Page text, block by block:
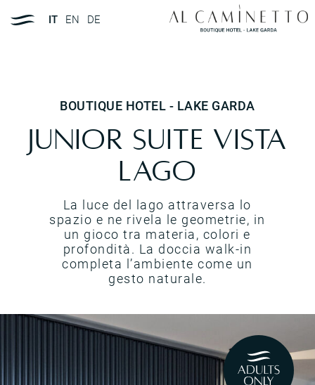
IT EN DE
BOUTIQUE HOTEL - LAKE GARDA
Junior suite vista
lago
La luce del lago attraversa lo
spazio e ne rivela le geometrie, in
un gioco tra materia, colori e
profondità. La doccia walk-in
completa l’ambiente come un
gesto naturale.